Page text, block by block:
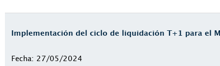
Implementación del ciclo de liquidación T+1 para el
Fecha: 27/05/2024